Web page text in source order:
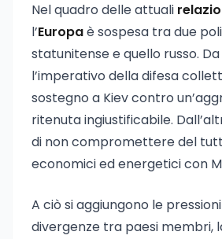
Nel quadro delle attuali
l’Europaè sospesa tra due
statunitense e quello russo.
l’imperativo della difesa
sostegno a Kiev contro
ritenuta ingiustificabile.
di non compromettere del
economici ed energetici con
A ciò si aggiungono le
divergenze tra paesi membri,